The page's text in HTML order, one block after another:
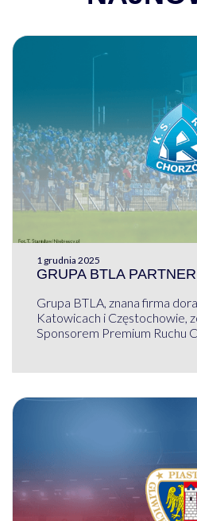
1 grudnia 2025
GRUPA BTLA
Grupa BTLA, znana firma
Katowicach i Częstochowie,
Sponsorem Premium Ruchu